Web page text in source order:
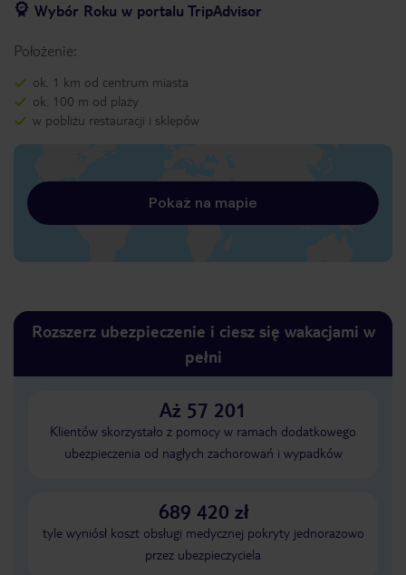
Wybór Roku w portalu TripAdvisor
Położenie:
ok. 1 km od centrum miasta
ok. 100 m od plaży
w pobliżu restauracji i sklepów
Pokaż na mapie
Rozszerz ubezpieczenie i ciesz się wakacjami w
pełni
Aż 57 201
Klientów skorzystało z pomocy w ramach dodatkowego
ubezpieczenia od nagłych zachorowań i wypadków
689 420 zł
tyle wyniósł koszt obsługi medycznej pokryty jednorazowo
przez ubezpieczyciela